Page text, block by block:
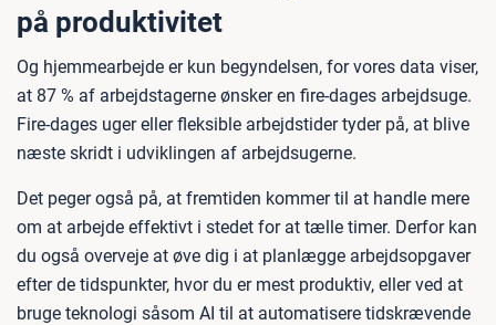
på produktivitet
Og hjemmearbejde er kun begyndelsen, for vores data viser,
at 87 % af arbejdstagerne ønsker en fire-dages arbejdsuge.
Fire-dages uger eller fleksible arbejdstider tyder på, at blive
næste skridt i udviklingen af arbejdsugerne.
Det peger også på, at fremtiden kommer til at handle mere
om at arbejde effektivt i stedet for at tælle timer. Derfor kan
du også overveje at øve dig i at planlægge arbejdsopgaver
efter de tidspunkter, hvor du er mest produktiv, eller ved at
bruge teknologi såsom AI til at automatisere tidskrævende